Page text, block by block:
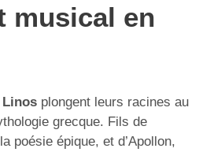
musical en
Linos plongent leurs racines au
grecque. Fils de
poésie épique, et d’Apollon,